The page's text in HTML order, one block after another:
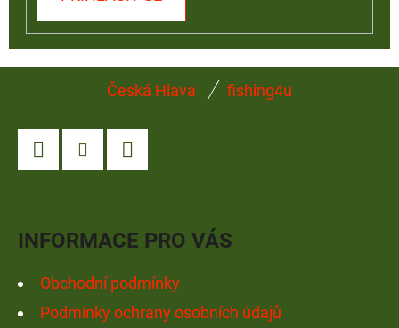
Česká Hlava fishing4u
INFORMACE PRO VÁS
Obchodní podmínky
Podmínky ochrany osobních údajů